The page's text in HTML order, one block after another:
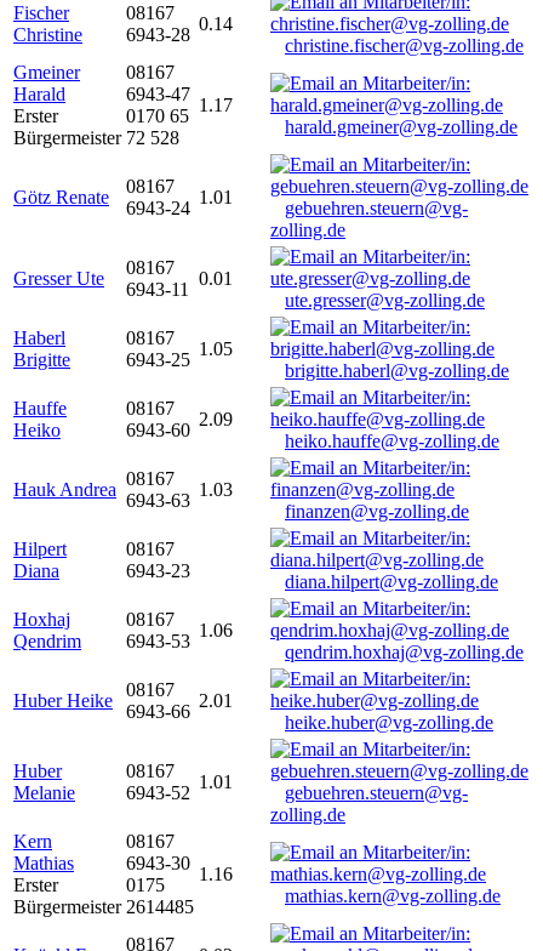
Fischer
Christine
08167
6943-28
0.14
christine.fischer@vg-zolling.de
Gmeiner
Harald
Erster
Bürgermeister
08167
6943-47
0170 65
72 528
1.17
harald.gmeiner@vg-zolling.de
Götz Renate
08167
6943-24
1.01
gebuehren.steuern@vg-
zolling.de
Gresser Ute
08167
6943-11
0.01
ute.gresser@vg-zolling.de
Haberl
Brigitte
08167
6943-25
1.05
brigitte.haberl@vg-zolling.de
Hauffe
Heiko
08167
6943-60
2.09
heiko.hauffe@vg-zolling.de
Hauk Andrea
08167
6943-63
1.03
finanzen@vg-zolling.de
Hilpert
Diana
08167
6943-23
diana.hilpert@vg-zolling.de
Hoxhaj
Qendrim
08167
6943-53
1.06
qendrim.hoxhaj@vg-zolling.de
Huber Heike
08167
6943-66
2.01
heike.huber@vg-zolling.de
Huber
Melanie
08167
6943-52
1.01
gebuehren.steuern@vg-
zolling.de
Kern
Mathias
Erster
Bürgermeister
08167
6943-30
0175
2614485
1.16
mathias.kern@vg-zolling.de
08167